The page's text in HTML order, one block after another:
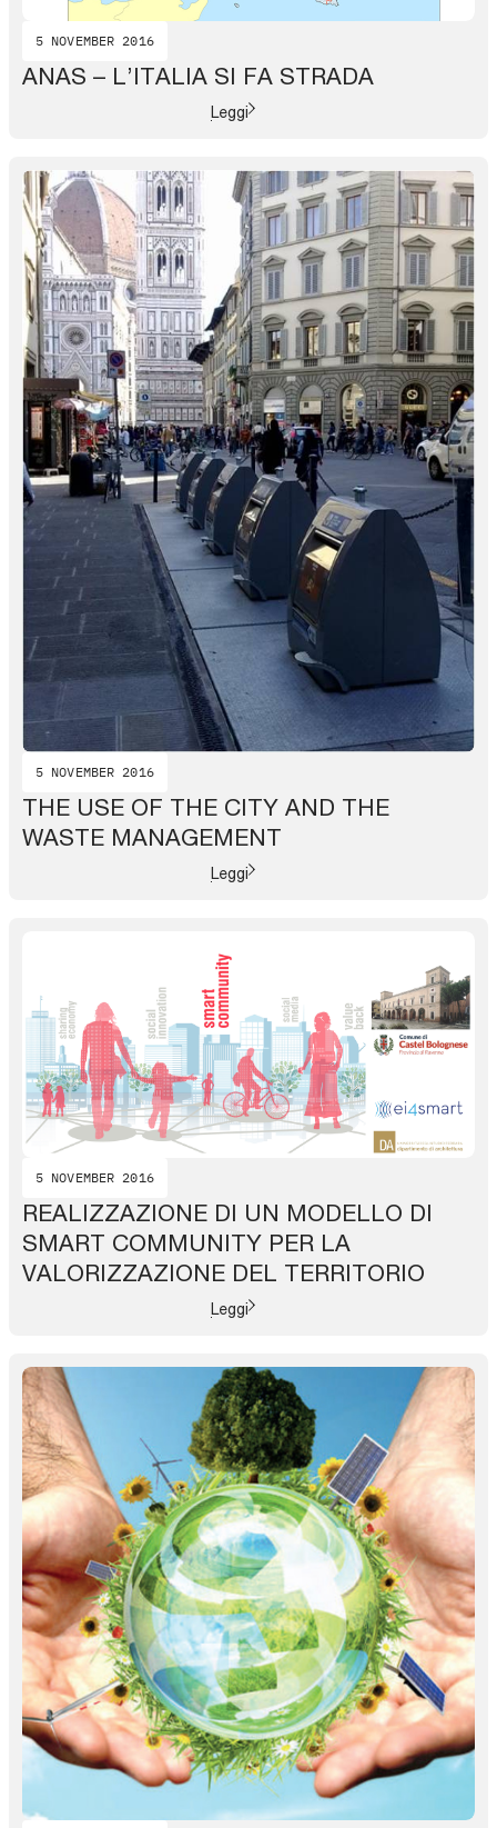
5 NOVEMBER 2016
ANAS – L’ITALIA SI FA STRADA
Leggi
5 NOVEMBER 2016
THE USE OF THE CITY AND THE
WASTE MANAGEMENT
Leggi
5 NOVEMBER 2016
REALIZZAZIONE DI UN MODELLO DI
SMART COMMUNITY PER LA
VALORIZZAZIONE DEL TERRITORIO
Leggi